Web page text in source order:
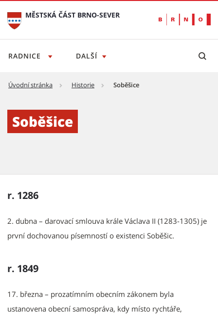
MĚSTSKÁ ČÁST BRNO-SEVER
RADNICE DALŠÍ
Úvodní stránka Historie Soběšice
Soběšice
r. 1286
2. dubna – darovací smlouva krále Václava II (1283-1305) je
první dochovanou písemností o existenci Soběšic.
r. 1849
17. března – prozatímním obecním zákonem byla
ustanovena obecní samospráva, kdy místo rychtáře,